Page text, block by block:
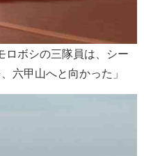
ロボシの三隊員は、シー
六甲山へと向かった」